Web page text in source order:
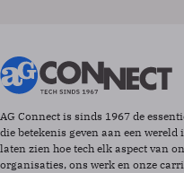
AG Connect is sinds 1967 de
die betekenis geven aan een
laten zien hoe tech elk aspect van
organisaties, ons werk en onze